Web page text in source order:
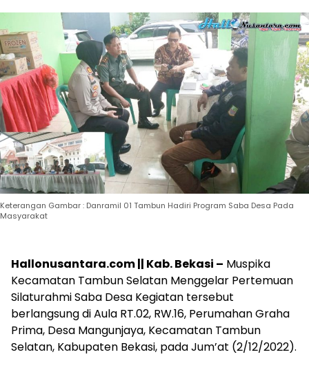
Keterangan Gambar : Danramil 01 Tambun Hadiri Program Saba Desa Pada
Masyarakat
Hallonusantara.com || Kab. Bekasi – Muspika
Kecamatan Tambun Selatan Menggelar Pertemuan
Silaturahmi Saba Desa Kegiatan tersebut
berlangsung di Aula RT.02, RW.16, Perumahan Graha
Prima, Desa Mangunjaya, Kecamatan Tambun
Selatan, Kabupaten Bekasi, pada Jum’at (2/12/2022).